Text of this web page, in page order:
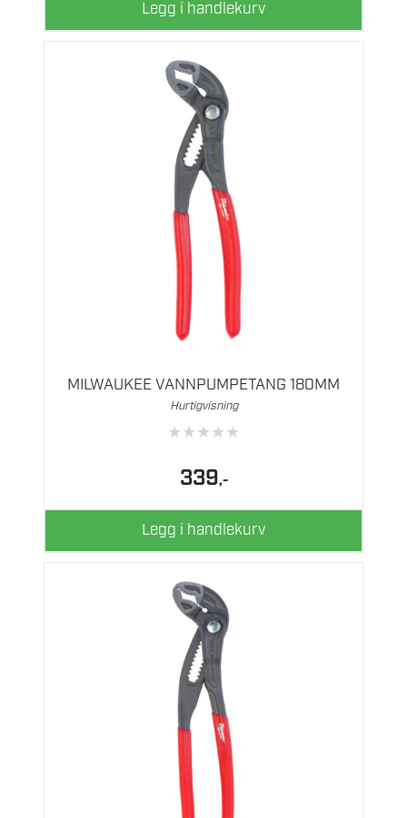
Legg i handlekurv
MILWAUKEE VANNPUMPETANG 180MM
Hurtigvisning
★★★★★
339,-
Legg i handlekurv